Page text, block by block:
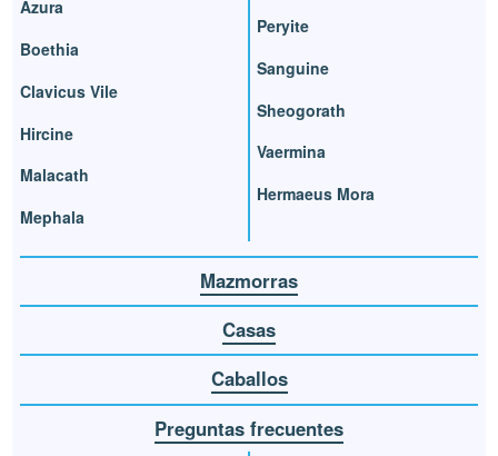
Azura
Boethia
Clavicus Vile
Hircine
Malacath
Mephala
Peryite
Sanguine
Sheogorath
Vaermina
Hermaeus Mora
Mazmorras
Casas
Caballos
Preguntas frecuentes